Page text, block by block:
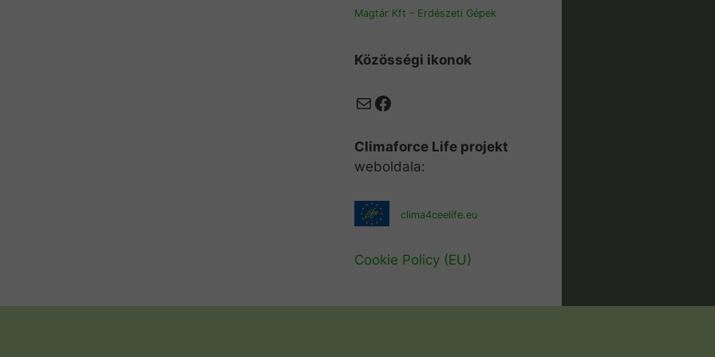
Magtár Kft - Erdészeti Gépek
Közösségi ikonok
MailFacebook
Climaforce Life projekt
weboldala:
clima4ceelife.eu
Cookie Policy (EU)